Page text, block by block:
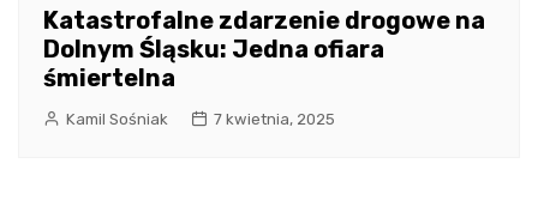
Katastrofalne zdarzenie drogowe na
Dolnym Śląsku: Jedna ofiara
śmiertelna
Kamil Sośniak 7 kwietnia, 2025